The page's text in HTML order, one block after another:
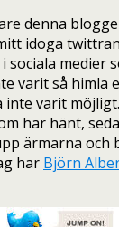
denna
idoga
sociala medier
varit så himla
inte varit
har hänt,
ärmarna och
har Björn